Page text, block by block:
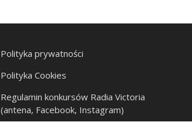
Polityka prywatności
Polityka Cookies
Regulamin konkursów Radia Victoria
(antena, Facebook, Instagram)